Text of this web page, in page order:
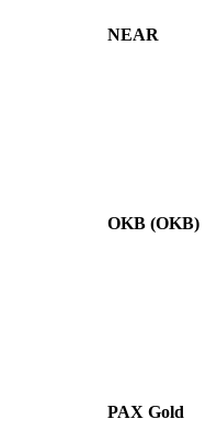
NEAR
OKB (OKB)
PAX Gold